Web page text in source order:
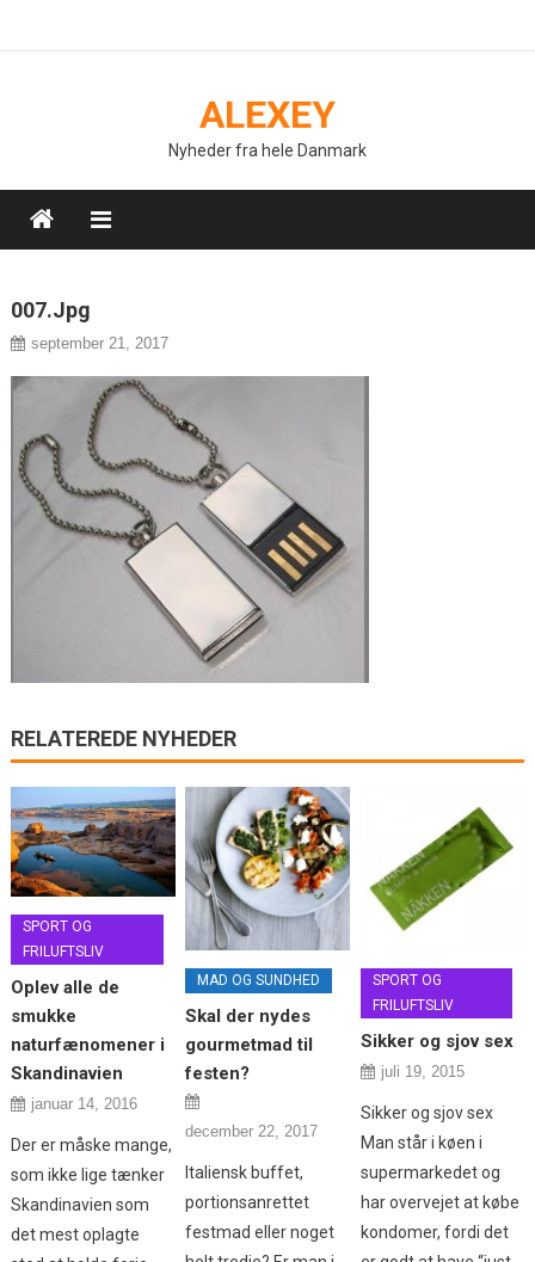
ALEXEY
Nyheder fra hele Danmark
007.jpg
september 21, 2017
RELATEREDE NYHEDER
SPORT OG
FRILUFTSLIV
Oplev alle de
smukke
naturfænomener i
Skandinavien
januar 14, 2016
Der er måske mange,
som ikke lige tænker
Skandinavien som
det mest oplagte
MAD OG SUNDHED
Skal der nydes
gourmetmad til
festen?
december 22, 2017
Italiensk buffet,
portionsanrettet
festmad eller noget
SPORT OG
FRILUFTSLIV
Sikker og sjov sex
juli 19, 2015
Sikker og sjov sex
Man står i køen i
supermarkedet og
har overvejet at købe
kondomer, fordi det